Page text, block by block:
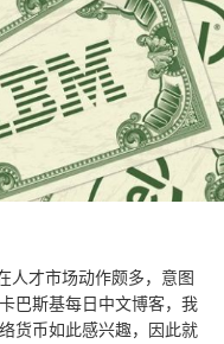
人才市场动作颇多，意图
巴斯基每日中文博客，我
货币如此感兴趣，因此就